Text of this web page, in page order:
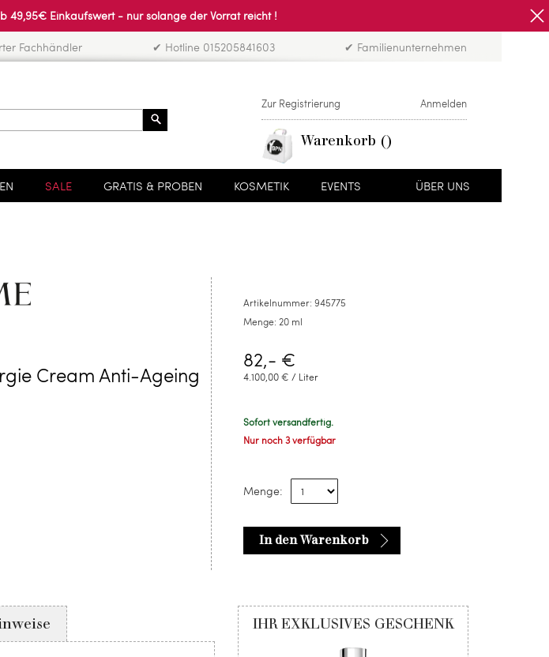
49,95€ Einkaufswert - nur solange der Vorrat reicht !
Fachhändler ✔ Hotline 015205841603 ✔ Familienunternehmen
Zur Registrierung Anmelden
Warenkorb
SALE GRATIS & PROBEN KOSMETIK EVENTS ÜBER UNS
Cream Anti-Ageing
Artikelnummer: 945775
Menge: 20 ml
82,- €
4.100,00 € / Liter
Sofort versandfertig.
Nur noch 3 verfügbar
Menge:
In den Warenkorb
IHR EXKLUSIVES GESCHENK